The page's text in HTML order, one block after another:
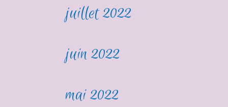
juillet 2022
juin 2022
mai 2022